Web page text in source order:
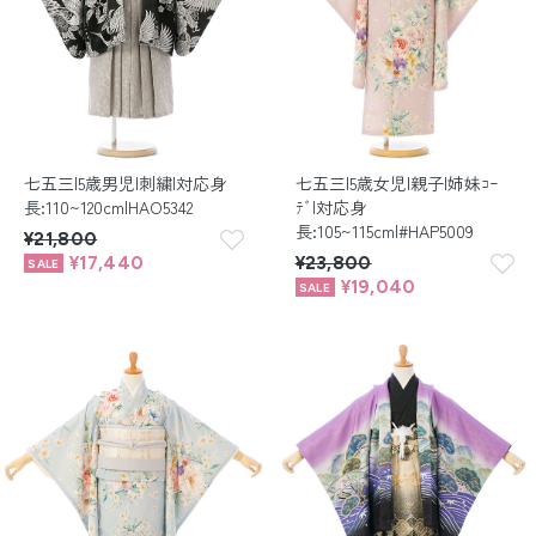
七五三|5歳男児|刺繍|対応身
長:110~120cm|HAO5342
¥21,800
¥17,440
七五三|5歳女児|親子|姉妹ｺｰ
ﾃﾞ|対応身
長:105~115cm|#HAP5009
¥23,800
¥19,040